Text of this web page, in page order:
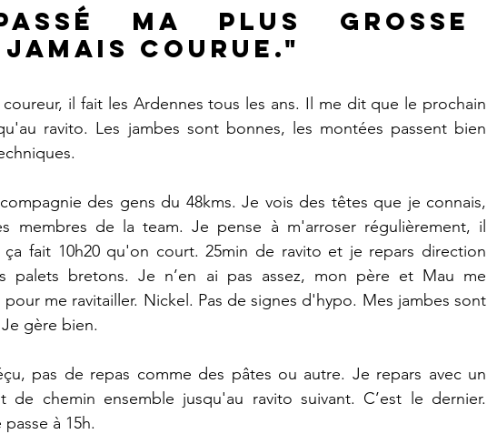
ma plus grosse
courue."
il fait les Ardennes tous les ans. Il me dit que le prochain
ravito. Les jambes sont bonnes, les montées passent bien
des gens du 48kms. Je vois des têtes que je connais,
membres de la team. Je pense à m'arroser régulièrement, il
ça fait 10h20 qu'on court. 25min de ravito et je repars direction
palets bretons. Je n’en ai pas assez, mon père et Mau me
me ravitailler. Nickel. Pas de signes d'hypo. Mes jambes sont
gère bien.
pas de repas comme des pâtes ou autre. Je repars avec un
chemin ensemble jusqu'au ravito suivant. C’est le dernier.
à 15h.